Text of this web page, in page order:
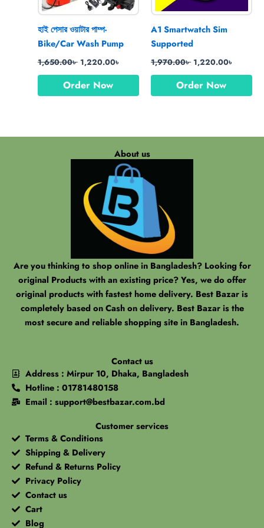
হাই পেসার ওয়াটার পাম্প-
Bike/Car Wash Pump
1,650.00৳ 1,220.00৳
Order Now
A1 Smartwatch Sim
Supported
1,970.00৳ 1,220.00৳
Order Now
About us
Are you thinking to shop online in Bangladesh? Looking for
original Products with an existing price? Yes, we do offer
original products with fastest home delivery. Best Bazar is
completely based on Cash on delivery. Best Bazar is the
most secure and reliable shopping site in Bangladesh.
Contact us
Address : Mirpur 10, Dhaka, Bangladesh
Hotline : 01781480158
Email : support@bestbazar.com.bd
Customer services
Terms & Conditions
Shipping & Delivery
Refund & Returns Policy
Privacy Policy
Contact us
Cart
Blog